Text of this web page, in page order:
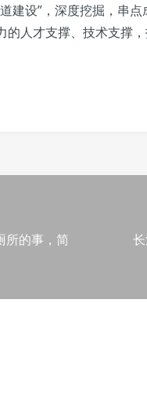
建设”，深度挖掘，串
人才支撑、技术支撑
所的事，简